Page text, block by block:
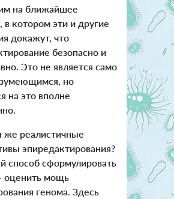
на ближайшее
в котором эти и другие
докажут, что
безопасно и
Это не является само
но
на это вполне
реалистичные
эпиредактирования?
способ сформулировать
оценить мощь
генома. Здесь